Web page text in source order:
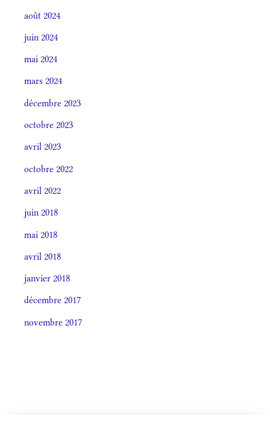
août 2024
juin 2024
mai 2024
mars 2024
décembre 2023
octobre 2023
avril 2023
octobre 2022
avril 2022
juin 2018
mai 2018
avril 2018
janvier 2018
décembre 2017
novembre 2017